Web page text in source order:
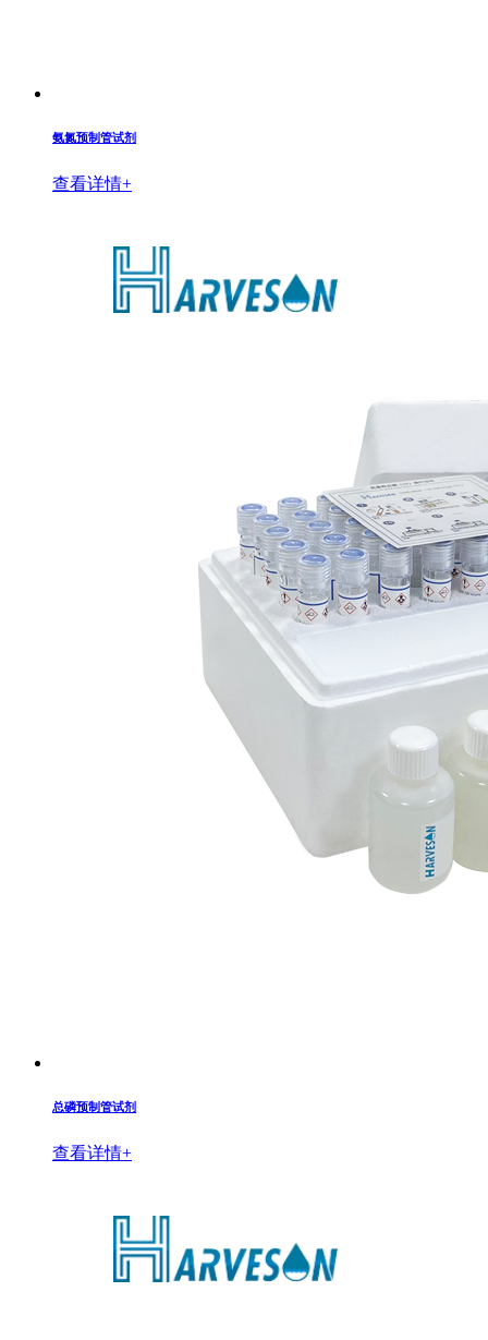
氨氮预制管试剂
查看详情+
总磷预制管试剂
查看详情+